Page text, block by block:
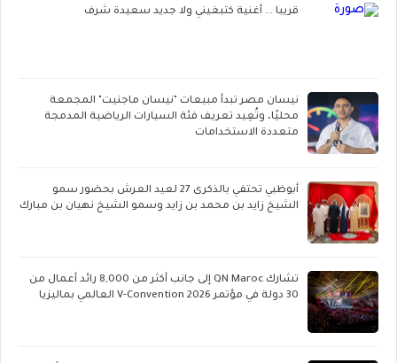
قريبا ... أغنية كتبغيني ولا جديد سعيدة شرف
نيسان مصر تبدأ مبيعات "نيسان ماجنيت" المجمعة
محليًا، وتُعِيد تعريف فئة السيارات الرياضية المدمجة
متعددة الاستخدامات
أبوظبي تحتفي بالذكرى 27 لعيد العرش بحضور سمو
الشيخ زايد بن محمد بن زايد وسمو الشيخ نهيان بن مبارك
تشارك QN Maroc إلى جانب أكثر من 8,000 رائد أعمال من
30 دولة في مؤتمر V-Convention 2026 العالمي بماليزيا